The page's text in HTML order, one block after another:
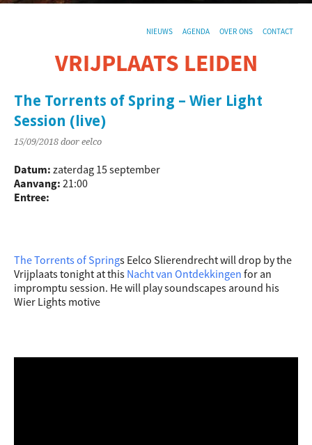
NIEUWS AGENDA OVER ONS CONTACT
VRIJPLAATS LEIDEN
The Torrents of Spring – Wier Light
Session (live)
15/09/2018 door eelco
Datum: zaterdag 15 september
Aanvang: 21:00
Entree:
The Torrents of Springs Eelco Slierendrecht will drop by the
Vrijplaats tonight at this Nacht van Ontdekkingen for an
impromptu session. He will play soundscapes around his
Wier Lights motive